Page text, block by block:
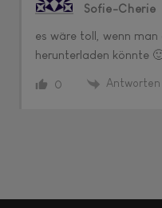
Sofie-Cherie
es wäre toll, wenn man
herunterladen könnte
0 Antworten